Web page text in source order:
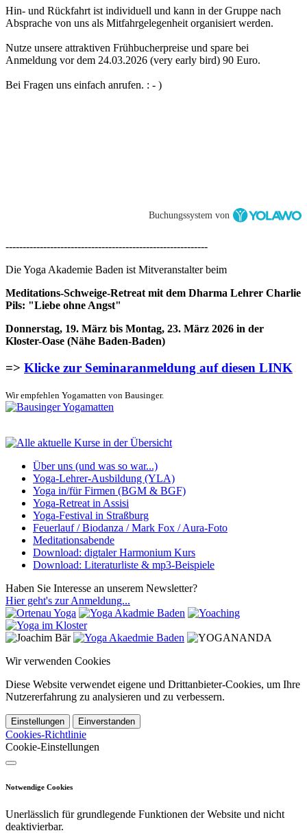
Hin- und Rückfahrt ist individuell und kann in der Gruppe nach
Absprache von uns als Mitfahrgelegenheit organisiert werden.
Nutze unsere attraktiven Frühbucherpreise und spare bei
Anmeldung vor dem 24.03.2026 (very early bird) 90 Euro.
Bei Fragen uns einfach anrufen. : - )
Buchungssystem von
-----------------------------------------------------------
Die Yoga Akademie Baden ist Mitveranstalter beim
Meditations-Schweige-Retreat mit dem Dharma Lehrer Charlie
Pils: "Liebe ohne Angst"
Donnerstag, 19. März bis Montag, 23. März 2026 in der
Kloster-Oase (Nähe Baden-Baden)
=> Klicke zur Seminaranmeldung auf diesen LINK
Wir empfehlen Yogamatten von Bausinger.
Über uns (und was so war...)
Yoga-Lehrer-Ausbildung (YLA)
Yoga in/für Firmen (BGM & BGF)
Yoga-Retreat in Assisi
Yoga-Festival in Straßburg
Feuerlauf / Biodanza / Mark Fox / Aura-Foto
Meditationsabende
Download: digtaler Harmonium Kurs
Download: Literaturliste & mp3-Beispiele
Haben Sie Interesse an unserem Newsletter?
Hier geht's zur Anmeldung...
Wir verwenden Cookies
Diese Website verwendet eigene und Drittanbieter-Cookies, um Ihre
Nutzererfahrung zu analysieren und zu verbessern.
Einstellungen Einverstanden
Cookies-Richtlinie
Cookie-Einstellungen
Notwendige Cookies
Unerlässlich für grundlegende Funktionen der Website und nicht
deaktivierbar.